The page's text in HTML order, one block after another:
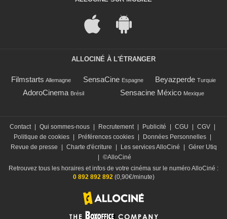
ALLOCINÉ À L'ÉTRANGER
Filmstarts Allemagne SensaCine Espagne Beyazperde Turquie
AdoroCinema Brésil Sensacine México Mexique
Contact Qui sommes-nous Recrutement Publicité CGU CGV
Politique de cookies
Préférences cookies Données Personnelles
Revue de presse
Charte d'écriture Les services AlloCiné
Gérer Utiq
©AlloCiné
Retrouvez tous les horaires et infos de votre cinéma sur le numéro AlloCiné :
0 892 892 892(0,90€/minute)